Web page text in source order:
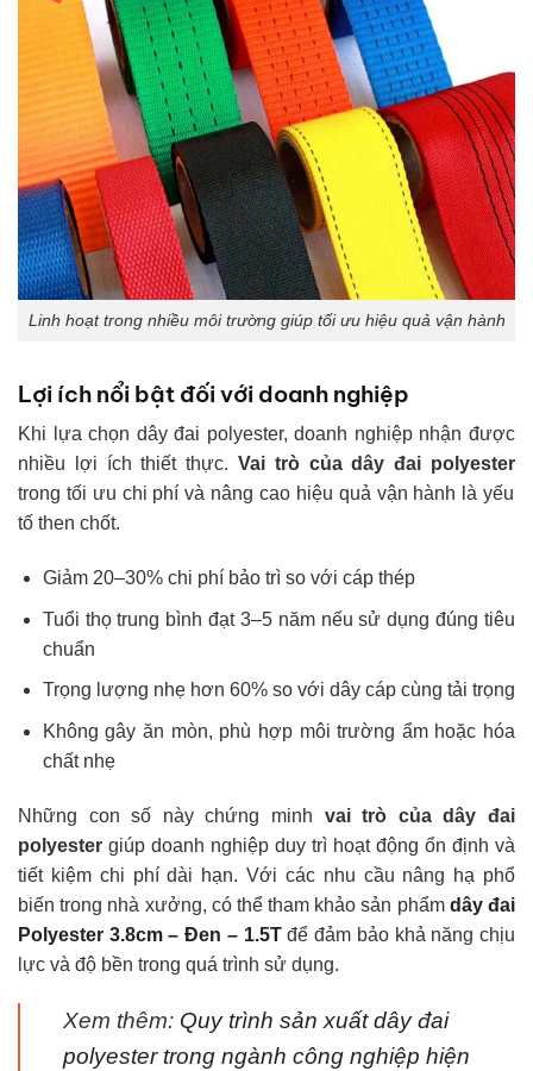
Linh hoạt trong nhiều môi trường giúp tối ưu hiệu quả vận hành
Lợi ích nổi bật đối với doanh nghiệp
Khi lựa chọn dây đai polyester, doanh nghiệp nhận được
nhiều lợi ích thiết thực. Vai trò của dây đai polyester
trong tối ưu chi phí và nâng cao hiệu quả vận hành là yếu
tố then chốt.
Giảm 20–30% chi phí bảo trì so với cáp thép
Tuổi thọ trung bình đạt 3–5 năm nếu sử dụng đúng tiêu
chuẩn
Trọng lượng nhẹ hơn 60% so với dây cáp cùng tải trọng
Không gây ăn mòn, phù hợp môi trường ẩm hoặc hóa
chất nhẹ
Những con số này chứng minh vai trò của dây đai
polyester giúp doanh nghiệp duy trì hoạt động ổn định và
tiết kiệm chi phí dài hạn. Với các nhu cầu nâng hạ phổ
biến trong nhà xưởng, có thể tham khảo sản phẩm dây đai
Polyester 3.8cm – Đen – 1.5Tđể đảm bảo khả năng chịu
lực và độ bền trong quá trình sử dụng.
Xem thêm: Quy trình sản xuất dây đai
polyester trong ngành công nghiệp hiện